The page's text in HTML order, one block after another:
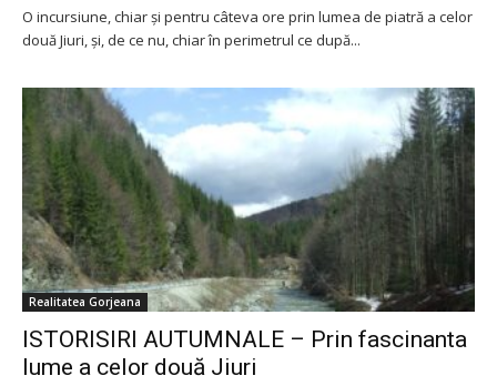
O incursiune, chiar şi pentru câteva ore prin lumea de piatră a celor
două Jiuri, şi, de ce nu, chiar în perimetrul ce după...
Realitatea Gorjeana
ISTORISIRI AUTUMNALE – Prin fascinanta
lume a celor două Jiuri